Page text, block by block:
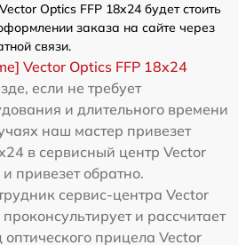
Optics FFP 18x24 будет стоить
заказа на сайте через
связи.
Vector Optics FFP 18x24
если не требует
и длительного времени
наш мастер привезет
в сервисный центр Vector
привезет обратно.
сервис-центра Vector
и рассчитает
оптического прицела Vector